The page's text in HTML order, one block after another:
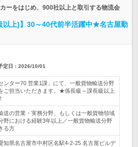
ーをはじめ、900社以上と取引する物流会
以上)】30～40代前半活躍中★名古屋勤
定日： 2026/10/01
ンター70 営業1課」にて、一般貨物輸送分野
ご担当いただきます。★係長級～課長級以上
送の営業・実務分野、もしくは一般貨物領域
野における経験3年以上／一般貨物輸送分野
る方
知県名古屋市中村区名駅4-2-25 名古屋ビルデ